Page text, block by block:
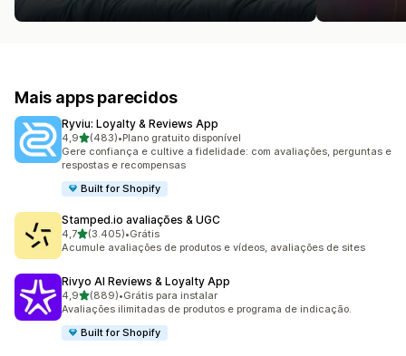
Mais apps parecidos
Ryviu: Loyalty & Reviews App
4,9de 5 estrelas
(483)
483 avaliações ao todo
•Plano gratuito disponível
Gere confiança e cultive a fidelidade: com avaliações, perguntas e
respostas e recompensas
Built for Shopify
Stamped.io avaliações & UGC
4,7de 5 estrelas
(3.405)
3405 avaliações ao todo
•Grátis
Acumule avaliações de produtos e vídeos, avaliações de sites
Rivyo AI Reviews & Loyalty App
4,9de 5 estrelas
(889)
889 avaliações ao todo
•Grátis para instalar
Avaliações ilimitadas de produtos e programa de indicação.
Built for Shopify